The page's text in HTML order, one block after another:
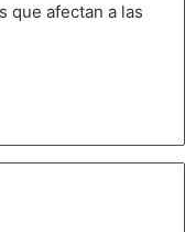
que afectan a las